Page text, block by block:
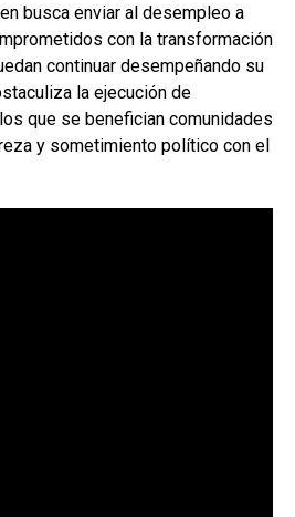
busca enviar al desempleo a
con la transformación
continuar desempeñando su
la ejecución de
que se benefician comunidades
y sometimiento político con el